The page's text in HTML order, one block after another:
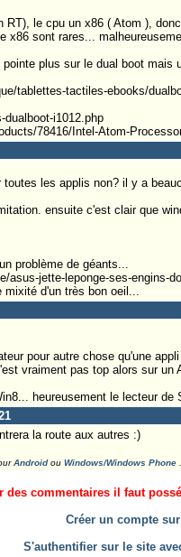
RT), le cpu un x86 ( Atom ),
x86 sont rares...
plus sur le dual boot
tablettes-tactiles-ebooks/
i1012.php
78416/Intel-Atom-
les applis non? il y a
ensuite c'est clair que
problème de géants...
asus-jette-leponge-ses-engins-
d'un très bon oeil...
pour autre chose qu'une
vraiment pas top alors sur un
heureusement le lecteur de
la route aux autres :)
Androidou Windows/Windows Phone...
des commentaires il faut
Créer un compte
S'authentifier sur le site